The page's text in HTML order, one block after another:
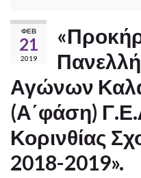
ΦΕΒ
21
2019
Αγώνων
(Α΄φάση)
Κορινθίας
2018-2019».